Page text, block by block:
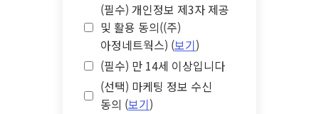
(필수) 개인정보 제3자 제공
및 활용 동의((주)
아정네트웍스) (보기)
(필수) 만 14세 이상입니다
(선택) 마케팅 정보 수신
동의 (보기)